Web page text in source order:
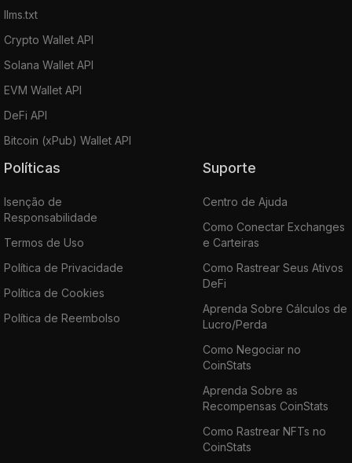
llms.txt
Crypto Wallet API
Solana Wallet API
EVM Wallet API
DeFi API
Bitcoin (xPub) Wallet API
Políticas
Isenção de
Responsabilidade
Termos de Uso
Política de Privacidade
Política de Cookies
Política de Reembolso
Suporte
Centro de Ajuda
Como Conectar Exchanges
e Carteiras
Como Rastrear Seus Ativos
DeFi
Aprenda Sobre Cálculos de
Lucro/Perda
Como Negociar no
CoinStats
Aprenda Sobre as
Recompensas CoinStats
Como Rastrear NFTs no
CoinStats